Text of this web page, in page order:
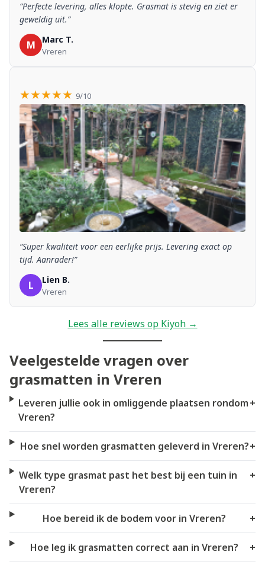
“Perfecte levering, alles klopte. Grasmat is stevig en ziet er
geweldig uit.”
M Marc T.
Vreren
★★★★★ 9/10
“Super kwaliteit voor een eerlijke prijs. Levering exact op
tijd. Aanrader!”
L Lien B.
Vreren
Lees alle reviews op Kiyoh →
Veelgestelde vragen over
grasmatten in Vreren
Leveren jullie ook in omliggende plaatsen rondom
Vreren?
+
Hoe snel worden grasmatten geleverd in Vreren?+
Welk type grasmat past het best bij een tuin in
Vreren?
+
Hoe bereid ik de bodem voor in Vreren? +
Hoe leg ik grasmatten correct aan in Vreren? +